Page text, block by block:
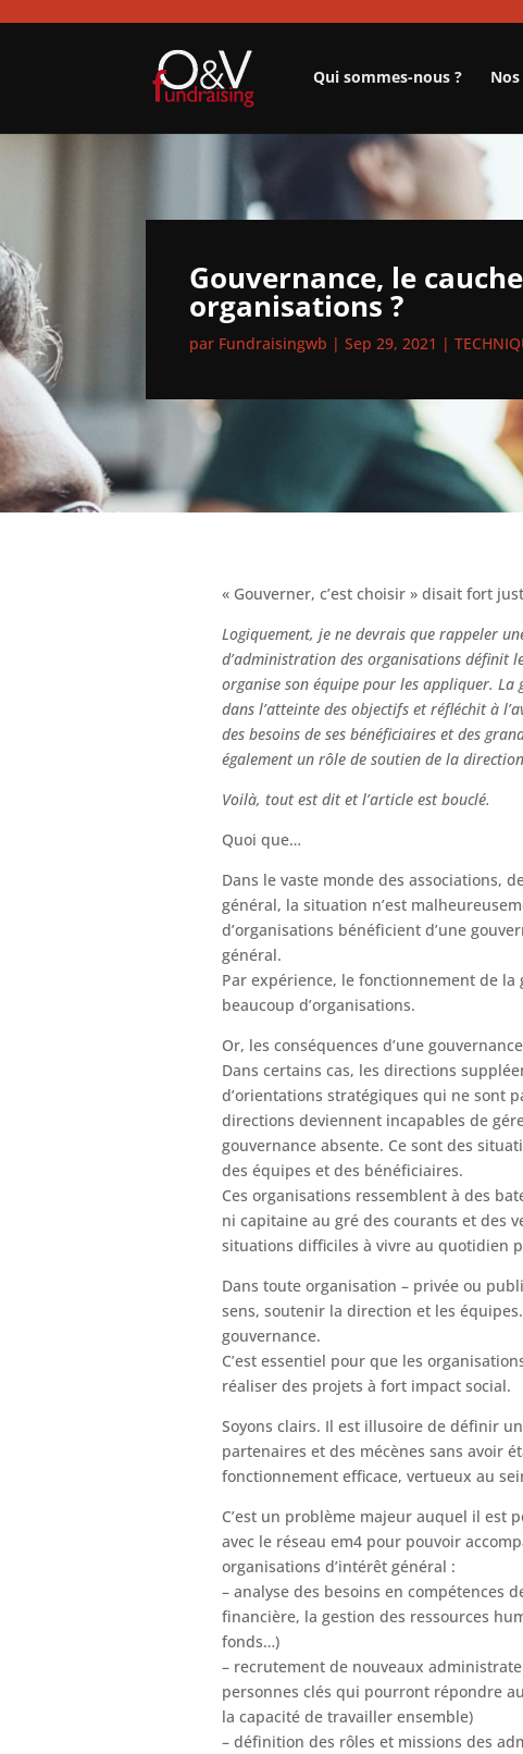
Qui sommes-nous ?
Gouvernance, le
organisations ?
par Fundraisingwb |Sep 29, 2021 |
« Gouverner, c’est choisir » disait fort
Logiquement, je ne devrais que rappeler
d’administration des organisations définit
organise son équipe pour les appliquer. La
dans l’atteinte des objectifs et réfléchit à
des besoins de ses bénéficiaires et des
également un rôle de soutien de la
Voilà, tout est dit et l’article est bouclé.
Quoi que…
Dans le vaste monde des associations,
général, la situation n’est
d’organisations bénéficient d’une
général.
Par expérience, le fonctionnement de
beaucoup d’organisations.
Or, les conséquences d’une
Dans certains cas, les directions
d’orientations stratégiques qui ne sont
directions deviennent incapables de
gouvernance absente. Ce sont des
des équipes et des bénéficiaires.
Ces organisations ressemblent à des
ni capitaine au gré des courants et des
situations difficiles à vivre au quotidien
Dans toute organisation – privée ou
sens, soutenir la direction et les
gouvernance.
C’est essentiel pour que les
réaliser des projets à fort impact social.
Soyons clairs. Il est illusoire de définir
partenaires et des mécènes sans avoir
fonctionnement efficace, vertueux au
C’est un problème majeur auquel il est
avec le réseau em4 pour pouvoir
organisations d’intérêt général :
– analyse des besoins en compétences
financière, la gestion des ressources
fonds…)
– recrutement de nouveaux
personnes clés qui pourront répondre
la capacité de travailler ensemble)
– définition des rôles et missions des